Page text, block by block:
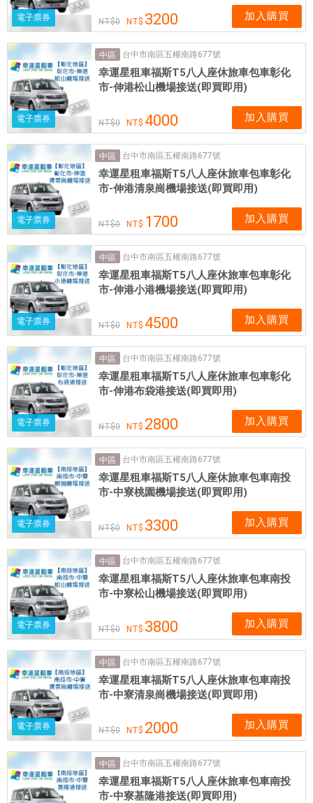
電子票券 0 3200 加入購買
電子票券
中區 台中市南區五權南路677號
幸運星租車福斯T5八人座休旅車包車彰化
市-伸港松山機場接送(即買即用)
0 4000 加入購買
電子票券
中區 台中市南區五權南路677號
幸運星租車福斯T5八人座休旅車包車彰化
市-伸港清泉崗機場接送(即買即用)
0 1700 加入購買
電子票券
中區 台中市南區五權南路677號
幸運星租車福斯T5八人座休旅車包車彰化
市-伸港小港機場接送(即買即用)
0 4500 加入購買
電子票券
中區 台中市南區五權南路677號
幸運星租車福斯T5八人座休旅車包車彰化
市-伸港布袋港接送(即買即用)
0 2800 加入購買
電子票券
中區 台中市南區五權南路677號
幸運星租車福斯T5八人座休旅車包車南投
市-中寮桃園機場接送(即買即用)
0 3300 加入購買
電子票券
中區 台中市南區五權南路677號
幸運星租車福斯T5八人座休旅車包車南投
市-中寮松山機場接送(即買即用)
0 3800 加入購買
電子票券
中區 台中市南區五權南路677號
幸運星租車福斯T5八人座休旅車包車南投
市-中寮清泉崗機場接送(即買即用)
0 2000 加入購買
中區 台中市南區五權南路677號
幸運星租車福斯T5八人座休旅車包車南投
市-中寮基隆港接送(即買即用)